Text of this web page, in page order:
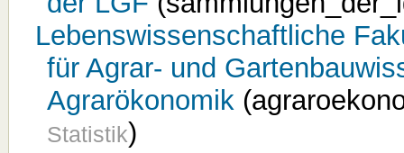
Lebenswissenschaftliche
für Agrar- und
Agrarökonomik
Statistik)